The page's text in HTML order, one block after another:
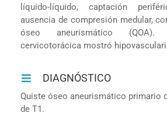
líquido-líquido, captación
ausencia de compresión medular,
óseo aneurismático (QOA).
cervicotorácica mostró
DIAGNÓSTICO
Quiste óseo aneurismático primario
de T1.